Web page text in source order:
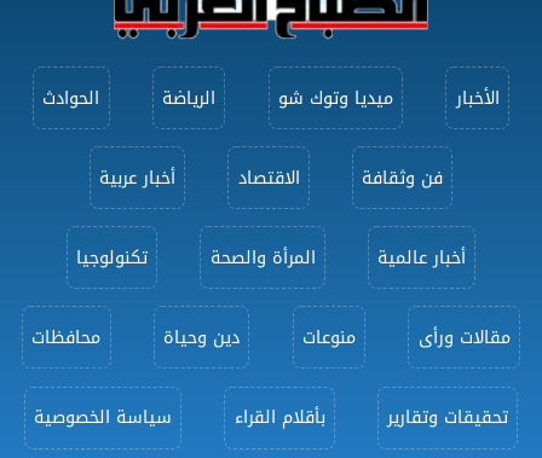
الأخبار ميديا وتوك شو الرياضة الحوادث
فن وثقافة الاقتصاد أخبار عربية
أخبار عالمية المرأة والصحة تكنولوجيا
مقالات ورأى منوعات دين وحياة محافظات
تحقيقات وتقارير بأقلام القراء سياسة الخصوصية